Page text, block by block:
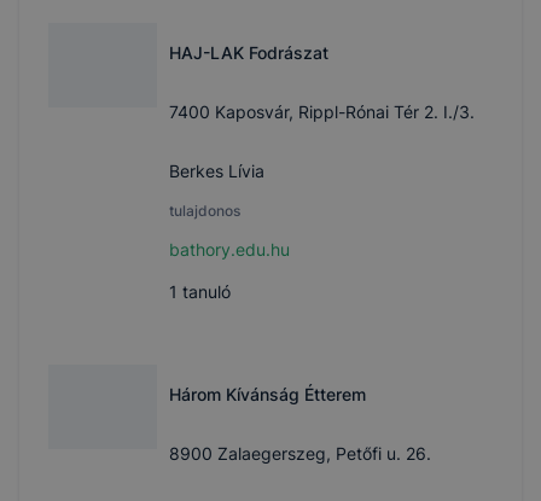
HAJ-LAK Fodrászat
7400 Kaposvár, Rippl-Rónai Tér 2. I./3.
Berkes Lívia
tulajdonos
bathory.edu.hu
1 tanuló
Három Kívánság Étterem
8900 Zalaegerszeg, Petőfi u. 26.